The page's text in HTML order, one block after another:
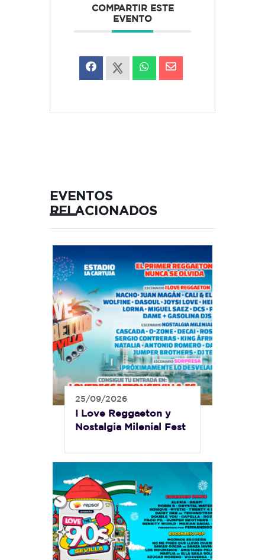
COMPARTIR ESTE
EVENTO
EVENTOS
RELACIONADOS
25/09/2026
I Love Reggaeton y
Nostalgia Milenial Fest